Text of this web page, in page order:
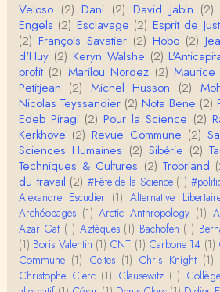
Roland Chaudat
L'histoire des populations
nement de ces
Anonymous
Je viens de regarder une
"le blob" à l'instant. Mon
Yves Le Dantec
En effet, par "hiérarchie"
tu entends dans ton second
Claude Julien
« Nous n’avons pas cessé,
re ‘ethnocentriques’. Mais
oi…
Veloso (2) Dani (2) David Jabin (2)
Engels (2) Esclavage (2) Esprit de
(2) François Savatier (2) Hobo (2)
d'Huy (2) Keryn Walshe (2)
profit (2) Marilou Nordez (2)
Petitjean (2) Michel Husson (2)
Nicolas Teyssandier (2) Nota Bene (2)
Edeb Piragi (2) Pour la Science (2)
Kerkhove (2) Revue Commune (2)
Sciences Humaines (2) Sibérie (2)
Techniques & Cultures (2) Trobriand
du travail (2) #Fête de la Science (1)
Alexandre Escudier (1) Alternative
Archéopages (1) Arctic Anthropology (1)
Azar Gat (1) Aztèques (1) Bachofen (1)
(1) Boris Valentin (1) CNT (1) Carbone 14 (1)
Commune (1) Celtes (1) Chris Knight (1)
Christophe Clerc (1) Clausewitz (1)